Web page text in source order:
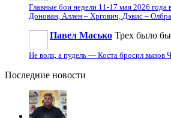
Главные бои недели 11-17 мая 2026 года
Донован, Аллен – Хргович, Дэвис –
Павел Масько Трех было
Не волк, а пудель — Коста бросил вызов
Последние новости